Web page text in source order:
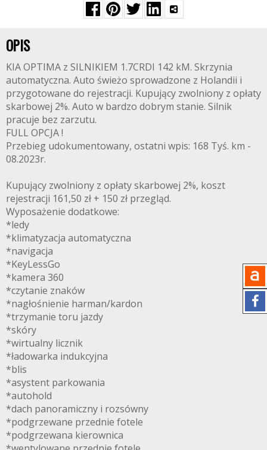
OPIS
KIA OPTIMA z SILNIKIEM 1.7CRDI 142 kM. Skrzynia
automatyczna. Auto świeżo sprowadzone z Holandii i
przygotowane do rejestracji. Kupujący zwolniony z opłaty
skarbowej 2%. Auto w bardzo dobrym stanie. Silnik
pracuje bez zarzutu.
FULL OPCJA !
Przebieg udokumentowany, ostatni wpis: 168 Tyś. km -
08.2023r.
Kupujący zwolniony z opłaty skarbowej 2%, koszt
rejestracji 161,50 zł + 150 zł przegląd.
Wyposażenie dodatkowe:
*ledy
*klimatyzacja automatyczna
*navigacja
*KeyLessGo
*kamera 360
*czytanie znaków
*nagłośnienie harman/kardon
*trzymanie toru jazdy
*skóry
*wirtualny licznik
*ładowarka indukcyjna
*blis
*asystent parkowania
*autohold
*dach panoramiczny i rozsówny
*podgrzewane przednie fotele
*podgrzewana kierownica